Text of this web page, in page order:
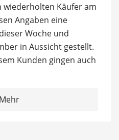
wiederholten Käufer am
Angaben eine
Woche und
in Aussicht gestellt.
Kunden gingen auch
Mehr